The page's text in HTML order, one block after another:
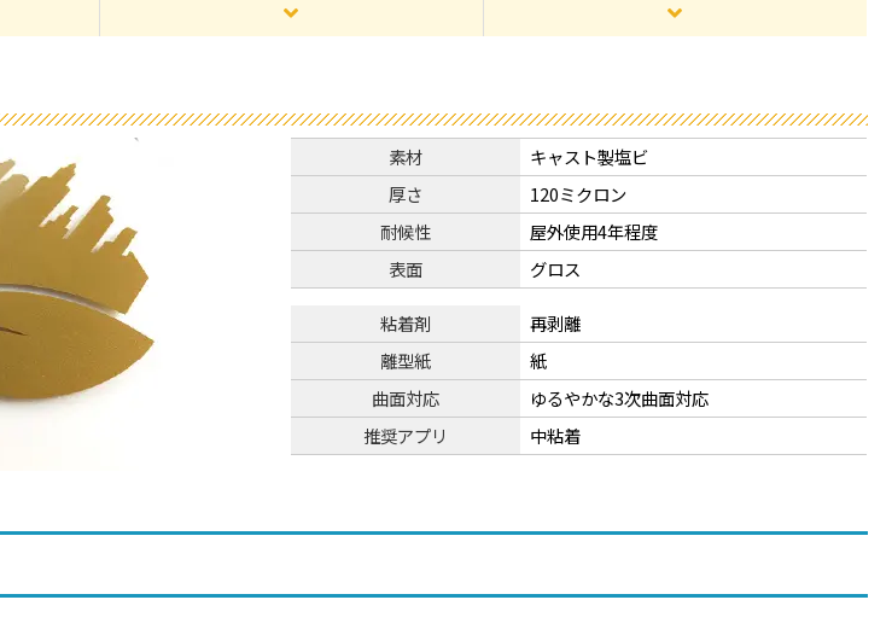
素材
キャスト製塩ビ
厚さ
120ミクロン
耐候性
屋外使用4年程度
表面
グロス
粘着剤
再剥離
離型紙
紙
曲面対応
ゆるやかな3次曲面対応
推奨アプリ
中粘着